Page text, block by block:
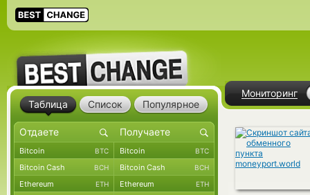
Мониторинг
Таблица Список Популярное
Bitcoin BTC Bitcoin BTC
Bitcoin Cash BCH Bitcoin Cash BCH
Ethereum ETH Ethereum ETH